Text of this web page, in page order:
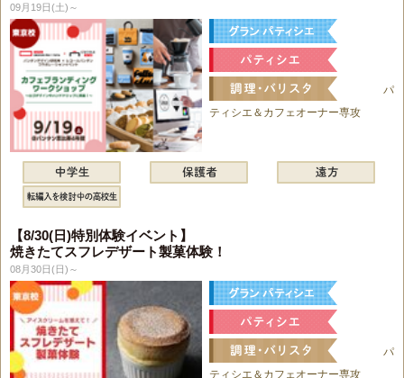
09月19日(土)～
パ
ティシエ＆カフェオーナー専攻
【8/30(日)特別体験イベント】
焼きたてスフレデザート製菓体験！
08月30日(日)～
パ
ティシエ＆カフェオーナー専攻